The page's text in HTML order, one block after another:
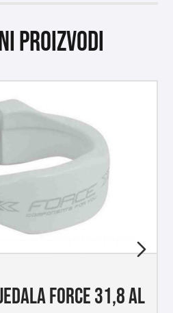
proizvodi
FORCE 31,8 AL